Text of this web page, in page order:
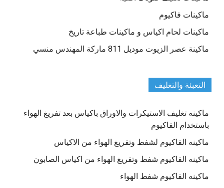
ماكينات فاكيوم
ماكينات لحام اكياس و ماكينات طباعة تاريخ
ماكينة عصر الزيوت موديل 811 ماركة المهندس منسي
التعبئة والتغليف
ماكينه تغليف الاستيكرات والاوراق باكياس بعد تفريغ الهواء
باستخدام الفاكيوم
ماكينه الفاكيوم لشفط وتفريغ الهواء من الاكياس
ماكينه الفاكيوم شفط وتفريغ الهواء من اكياس الصابون
ماكينه الفاكيوم شفط الهواء